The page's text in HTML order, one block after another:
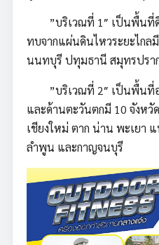
”บริเวณที่ 1″ เป็นพื้นที่ดิ
ทบจากแผ่นดินไหวระยะไกล
นนทบุรี ปทุมธานี สมุทรปรา
”บริเวณที่ 2″ เป็นพื้นที่อ
และด้านตะวันตกมี 10 จังหวั
เชียงใหม่ ตาก น่าน พะเยา
ลำพูน และกาญจนบุรี